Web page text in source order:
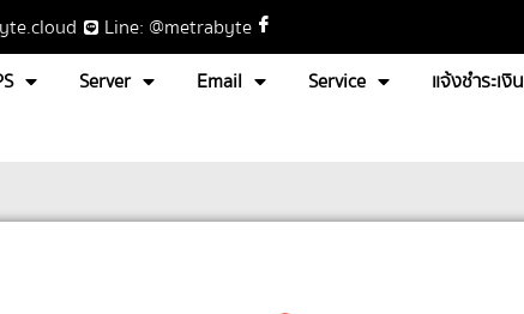
Line: @metrabyte
Server Email Service แจ้งชำระเงิน